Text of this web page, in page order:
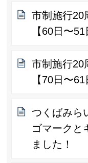
市制施行20
【60日〜51
市制施行20
【70日〜61
つくばみら
ゴマークと
ました！